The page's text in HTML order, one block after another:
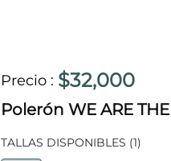
Precio : $32,000
Polerón WE ARE
TALLAS DISPONIBLES (1)